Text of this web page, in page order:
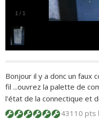
1 / 1
Bonjour il y a donc un faux
fil ...ouvrez la palette de
l'état de la connectique et
43110 pts